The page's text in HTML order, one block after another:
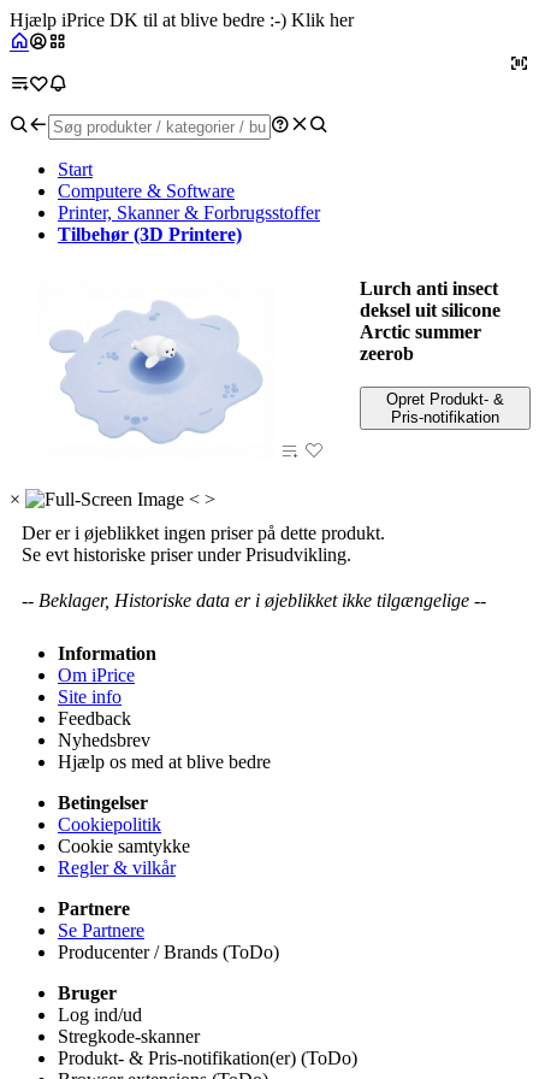
Hjælp iPrice DK til at blive bedre :-) Klik her
Start
Computere & Software
Printer, Skanner & Forbrugsstoffer
Tilbehør (3D Printere)
Lurch anti insect
deksel uit silicone
Arctic summer
zeerob
Opret Produkt- &
Pris-notifikation
× < >
Der er i øjeblikket ingen priser på dette produkt.
Se evt historiske priser under Prisudvikling.
-- Beklager, Historiske data er i øjeblikket ikke tilgængelige --
Information
Om iPrice
Site info
Feedback
Nyhedsbrev
Hjælp os med at blive bedre
Betingelser
Cookiepolitik
Cookie samtykke
Regler & vilkår
Partnere
Se Partnere
Producenter / Brands (ToDo)
Bruger
Log ind/ud
Stregkode-skanner
Produkt- & Pris-notifikation(er) (ToDo)